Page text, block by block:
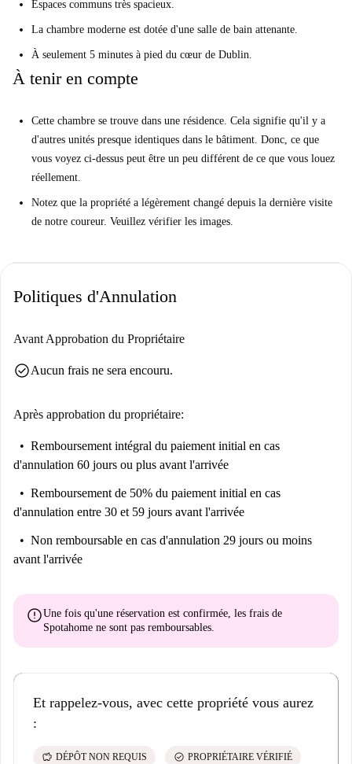
Assurez-vous de dire bonjour aux chiens résidents Bear, Gizmo et
Nous pensons qu'il est idéal pour les personnes sortantes à la recherche
d'une commodité centrale. Vous êtes à seulement 5 minutes de O'Connell
restaurants, un cinéma et des sites d'intérêt comme The Spire.
Cette propriété est bien placée pour plusieurs collèges dont TU Dublin,
«J'ai adoré cette propriété. C'est en plein centre-ville, et la salle utilise
Espaces communs très spacieux.
La chambre moderne est dotée d'une salle de bain attenante.
À seulement 5 minutes à pied du cœur de Dublin.
À tenir en compte
Cette chambre se trouve dans une résidence. Cela signifie qu'il y a
d'autres unités presque identiques dans le bâtiment. Donc, ce que
vous voyez ci-dessus peut être un peu différent de ce que vous louez
réellement.
Notez que la propriété a légèrement changé depuis la dernière visite
de notre coureur. Veuillez vérifier les images.
Politiques d'Annulation
Avant Approbation du Propriétaire
check_circleAucun frais ne sera encouru.
Après approbation du propriétaire:
Remboursement intégral du paiement initial en cas
d'annulation 60 jours ou plus avant l'arrivée
Remboursement de 50% du paiement initial en cas
d'annulation entre 30 et 59 jours avant l'arrivée
Non remboursable en cas d'annulation 29 jours ou moins
avant l'arrivée
errorUne fois qu'une réservation est confirmée, les frais de
Spotahome ne sont pas remboursables.
Et rappelez-vous, avec cette propriété vous aurez
:
savings DÉPÔT NON REQUIS check_circle PROPRIÉTAIRE VÉRIFIÉ